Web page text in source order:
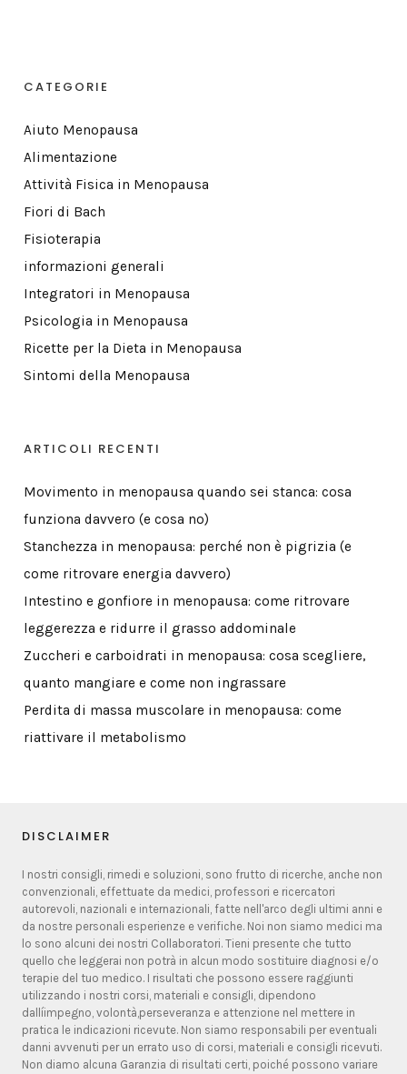
CATEGORIE
Aiuto Menopausa
Alimentazione
Attività Fisica in Menopausa
Fiori di Bach
Fisioterapia
informazioni generali
Integratori in Menopausa
Psicologia in Menopausa
Ricette per la Dieta in Menopausa
Sintomi della Menopausa
ARTICOLI RECENTI
Movimento in menopausa quando sei stanca: cosa
funziona davvero (e cosa no)
Stanchezza in menopausa: perché non è pigrizia (e
come ritrovare energia davvero)
Intestino e gonfiore in menopausa: come ritrovare
leggerezza e ridurre il grasso addominale
Zuccheri e carboidrati in menopausa: cosa scegliere,
quanto mangiare e come non ingrassare
Perdita di massa muscolare in menopausa: come
riattivare il metabolismo
DISCLAIMER
I nostri consigli, rimedi e soluzioni, sono frutto di ricerche, anche non
convenzionali, effettuate da medici, professori e ricercatori
autorevoli, nazionali e internazionali, fatte nell'arco degli ultimi anni e
da nostre personali esperienze e verifiche. Noi non siamo medici ma
lo sono alcuni dei nostri Collaboratori. Tieni presente che tutto
quello che leggerai non potrà in alcun modo sostituire diagnosi e/o
terapie del tuo medico. I risultati che possono essere raggiunti
utilizzando i nostri corsi, materiali e consigli, dipendono
dallíimpegno, volontà,perseveranza e attenzione nel mettere in
pratica le indicazioni ricevute. Non siamo responsabili per eventuali
danni avvenuti per un errato uso di corsi, materiali e consigli ricevuti.
Non diamo alcuna Garanzia di risultati certi, poiché possono variare